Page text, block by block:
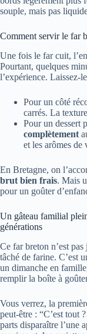
souple, mais pas
Comment servir le far
Une fois le far cuit,
Pourtant, quelques
l’expérience. Laissez-
Pour un côté
carrés. La
Pour un dessert
complètement
et les arômes de
En Bretagne, on
brut bien frais. Mais
pour un goûter
Un gâteau familial
générations
Ce far breton n’est
tâché de farine. C’est
un dimanche en
remplir la boîte à
Vous verrez, la
peut-être : “C’est tout
parts disparaître l’une